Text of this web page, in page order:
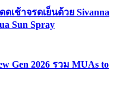
เช้าจรดเย็นด้วย Sivanna
Sun Spray
Gen 2026 รวม MUAs to